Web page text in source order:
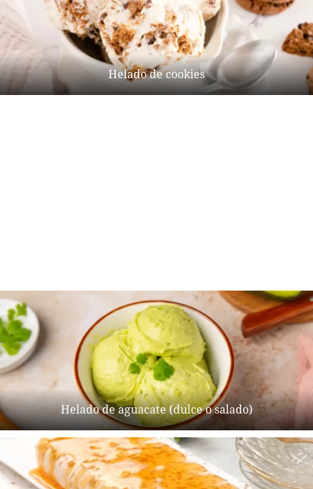
Helado de cookies
Helado de aguacate (dulce o salado)